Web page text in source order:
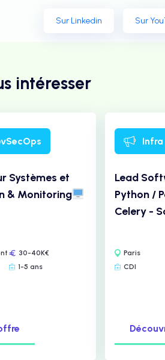
Sur Linkedin Sur
intéresser
Systèmes et
& Monitoring
30-40K€
1-5 ans
Infra
Lead
Python /
Celery -
Paris
CDI